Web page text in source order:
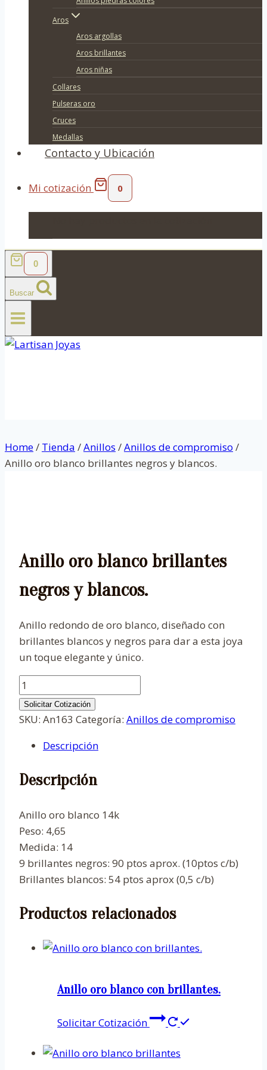
Aros
Aros argollas
Aros brillantes
Aros niñas
Collares
Pulseras oro
Cruces
Medallas
Contacto y Ubicación
Mi cotización 0
0
Buscar
Home/ Tienda /Anillos /Anillos de compromiso /
Anillo oro blanco brillantes negros y blancos.
Anillo oro blanco brillantes
negros y blancos.
Anillo redondo de oro blanco, diseñado con
brillantes blancos y negros para dar a esta joya
un toque elegante y único.
Anillo
oro
blanco
negros
blancos.
Solicitar Cotización
SKU: An163 Categoría: Anillos de compromiso
Descripción
Descripción
Anillo oro blanco 14k
Peso: 4,65
Medida: 14
9 brillantes negros: 90 ptos aprox. (10ptos c/b)
Brillantes blancos: 54 ptos aprox (0,5 c/b)
Productos relacionados
Anillo oro blanco con brillantes.
Solicitar Cotización